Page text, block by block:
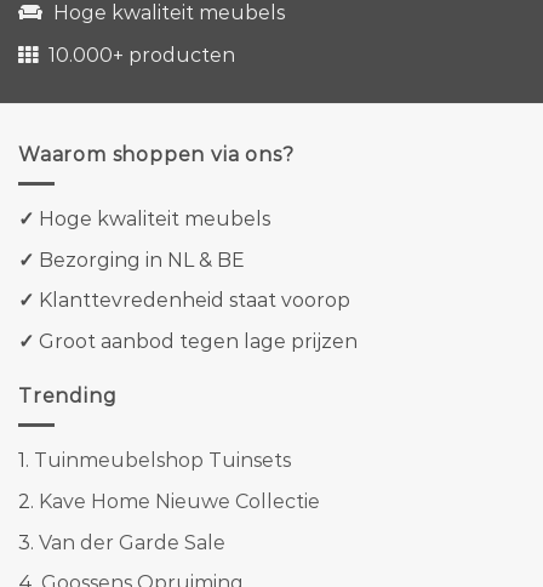
Hoge kwaliteit meubels
10.000+ producten
Waarom shoppen via ons?
✓ Hoge kwaliteit meubels
✓ Bezorging in NL & BE
✓ Klanttevredenheid staat voorop
✓ Groot aanbod tegen lage prijzen
Trending
1. Tuinmeubelshop Tuinsets
2. Kave Home Nieuwe Collectie
3. Van der Garde Sale